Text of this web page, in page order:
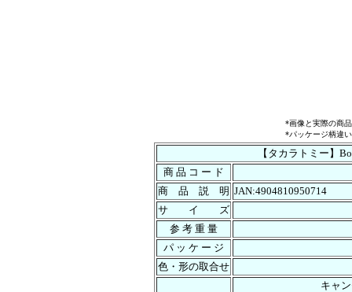
*画像と実際の商
*パッケージ柄違
【タカラトミー】
商 品 コ ー ド
商 品 説 明 JAN:4904810950714
サ イ ズ
参 考 重 量
パ ッ ケ ー ジ
色・形の取合せ
キャ